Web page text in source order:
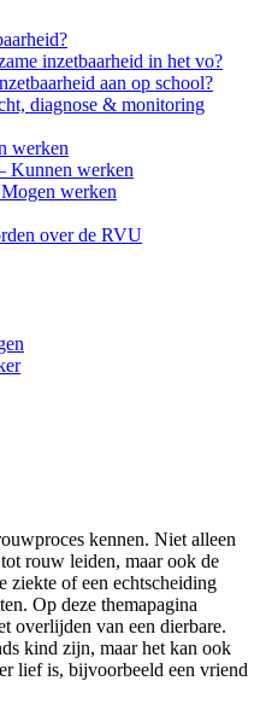
inzetbaarheid in het vo?
aan op school?
diagnose & monitoring
werken
Kunnen werken
werken
over de RVU
kennen. Niet alleen
rouw leiden, maar ook de
ziekte of een echtscheiding
Op deze themapagina
overlijden van een dierbare.
kind zijn, maar het kan ook
lief is, bijvoorbeeld een vriend